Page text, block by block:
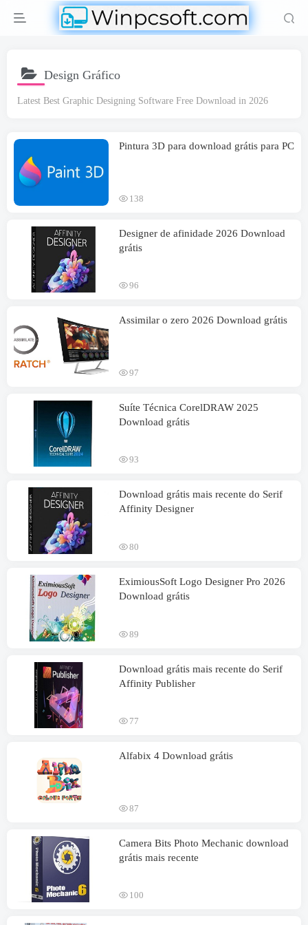
Design Gráfico
Latest Best Graphic Designing Software Free Download in 2026
Pintura 3D para download grátis para PC
138
Designer de afinidade 2026 Download
grátis
96
Assimilar o zero 2026 Download grátis
97
Suíte Técnica CorelDRAW 2025
Download grátis
93
Download grátis mais recente do Serif
Affinity Designer
80
EximiousSoft Logo Designer Pro 2026
Download grátis
89
Download grátis mais recente do Serif
Affinity Publisher
77
Alfabix 4 Download grátis
87
Camera Bits Photo Mechanic download
grátis mais recente
100